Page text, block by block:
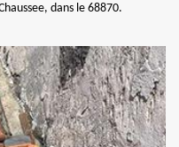
dans le 68870.